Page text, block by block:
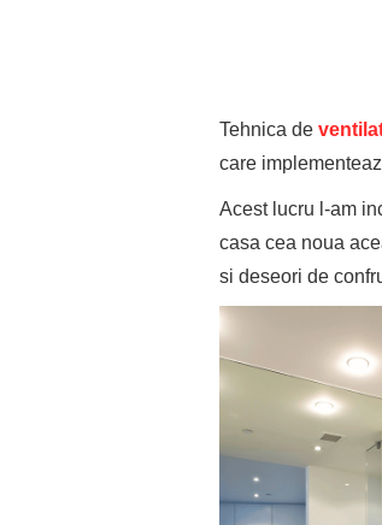
Tehnica de
care
Acest lucru l-am
casa cea noua
si deseori de